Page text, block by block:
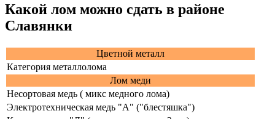
Какой лом можно сдать в районе
Славянки
Цветной металл
Категория металлолома
Лом меди
Несортовая медь ( микс медного лома)
Электротехническая медь "А" ("блестяшка")